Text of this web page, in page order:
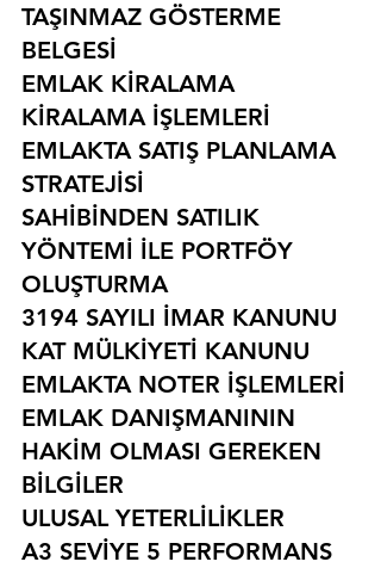
TAŞINMAZ GÖSTERME
BELGESİ
EMLAK KİRALAMA
KİRALAMA İŞLEMLERİ
EMLAKTA SATIŞ PLANLAMA
STRATEJİSİ
SAHİBİNDEN SATILIK
YÖNTEMİ İLE PORTFÖY
OLUŞTURMA
3194 SAYILI İMAR KANUNU
KAT MÜLKİYETİ KANUNU
EMLAKTA NOTER İŞLEMLERİ
EMLAK DANIŞMANININ
HAKİM OLMASI GEREKEN
BİLGİLER
ULUSAL YETERLİLİKLER
A3 SEVİYE 5 PERFORMANS